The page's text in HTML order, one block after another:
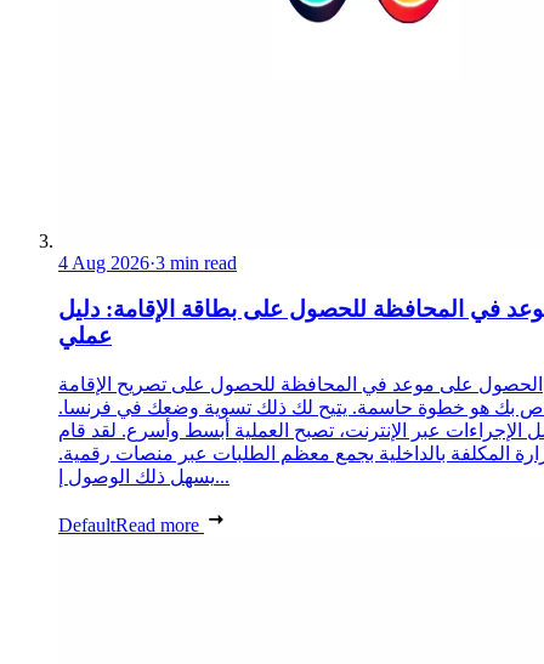
4 Aug 2026·3 min read
في المحافظة للحصول على بطاقة الإقامة: دليل
عملي
الحصول على موعد في المحافظة للحصول على تصريح الإقامة
بك هو خطوة حاسمة. يتيح لك ذلك تسوية وضعك في فرنسا.
الإجراءات عبر الإنترنت، تصبح العملية أبسط وأسرع. لقد قام
المكلفة بالداخلية بجمع معظم الطلبات عبر منصات رقمية.
يسهل ذلك الوصول إ...
DefaultRead more